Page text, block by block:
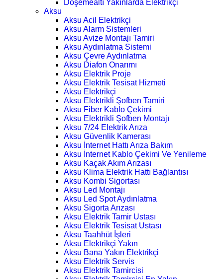
Döşemealtı Yakınlarda Elektrikçi
Aksu
Aksu Acil Elektrikçi
Aksu Alarm Sistemleri
Aksu Avize Montajı Tamiri
Aksu Aydınlatma Sistemi
Aksu Çevre Aydınlatma
Aksu Diafon Onarımı
Aksu Elektrik Proje
Aksu Elektrik Tesisat Hizmeti
Aksu Elektrikçi
Aksu Elektrikli Şofben Tamiri
Aksu Fiber Kablo Çekimi
Aksu Elektrikli Şofben Montajı
Aksu 7/24 Elektrik Arıza
Aksu Güvenlik Kamerası
Aksu İnternet Hattı Arıza Bakım
Aksu İnternet Kablo Çekimi Ve Yenileme
Aksu Kaçak Akım Arızası
Aksu Klima Elektrik Hattı Bağlantısı
Aksu Kombi Sigortası
Aksu Led Montajı
Aksu Led Spot Aydınlatma
Aksu Sigorta Arızası
Aksu Elektrik Tamir Ustası
Aksu Elektrik Tesisat Ustası
Aksu Taahhüt İşleri
Aksu Elektrikçi Yakın
Aksu Bana Yakın Elektrikçi
Aksu Elektrik Servis
Aksu Elektrik Tamircisi